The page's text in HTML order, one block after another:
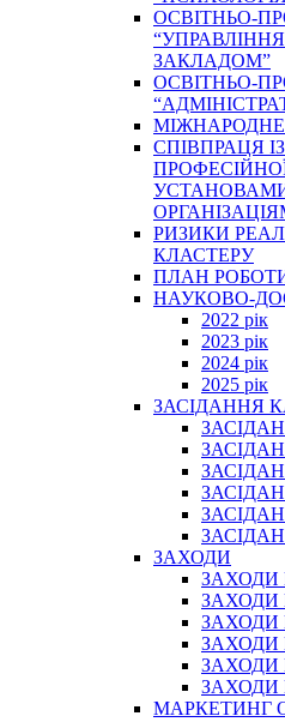
ОСВІТНЬО-
ЗАКЛАДОМ”
ОСВІТНЬО-
СПІВПРАЦЯ
РИЗИКИ
КЛАСТЕРУ
ПЛАН
НАУКОВО-
2022 рік
2023 рік
2024 рік
2025 рік
ЗАСІДАННЯ
ЗАХОДИ
ЗАХОДИ
ЗАХОДИ
ЗАХОДИ
ЗАХОДИ
ЗАХОДИ
ЗАХОДИ
МАРКЕТИНГ